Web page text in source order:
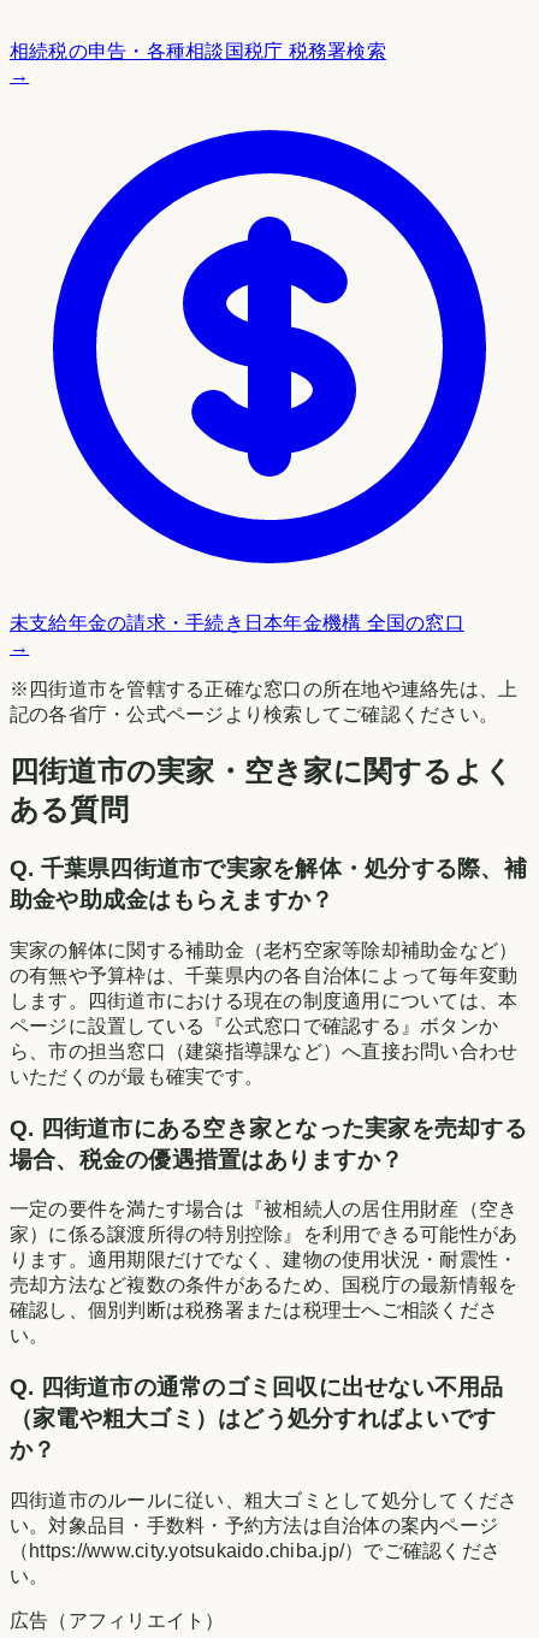
相続税の申告・各種相談 国税庁 税務署検索
→
未支給年金の請求・手続き 日本年金機構 全国の窓口
→
※ 四街道市を管轄する正確な窓口の所在地や連絡先は、上
記の各省庁・公式ページより検索してご確認ください。
四街道市の実家・空き家に関するよく
ある質問
Q. 千葉県四街道市で実家を解体・処分する際、補
助金や助成金はもらえますか？
実家の解体に関する補助金（老朽空家等除却補助金など）
の有無や予算枠は、千葉県内の各自治体によって毎年変動
します。四街道市における現在の制度適用については、本
ページに設置している『公式窓口で確認する』ボタンか
ら、市の担当窓口（建築指導課など）へ直接お問い合わせ
いただくのが最も確実です。
Q. 四街道市にある空き家となった実家を売却する
場合、税金の優遇措置はありますか？
一定の要件を満たす場合は『被相続人の居住用財産（空き
家）に係る譲渡所得の特別控除』を利用できる可能性があ
ります。適用期限だけでなく、建物の使用状況・耐震性・
売却方法など複数の条件があるため、国税庁の最新情報を
確認し、個別判断は税務署または税理士へご相談くださ
い。
Q. 四街道市の通常のゴミ回収に出せない不用品
（家電や粗大ゴミ）はどう処分すればよいです
か？
四街道市のルールに従い、粗大ゴミとして処分してくださ
い。対象品目・手数料・予約方法は自治体の案内ページ
（https://www.city.yotsukaido.chiba.jp/）でご確認くださ
い。
広告（アフィリエイト）